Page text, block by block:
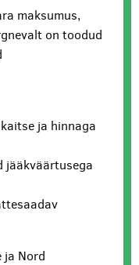
maksumus,
on toodud
ja hinnaga
jääkväärtusega
ja Nord